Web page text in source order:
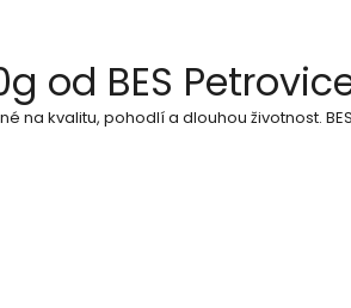
vod BES
kvalitu, pohodlí a dlouhou životnost.